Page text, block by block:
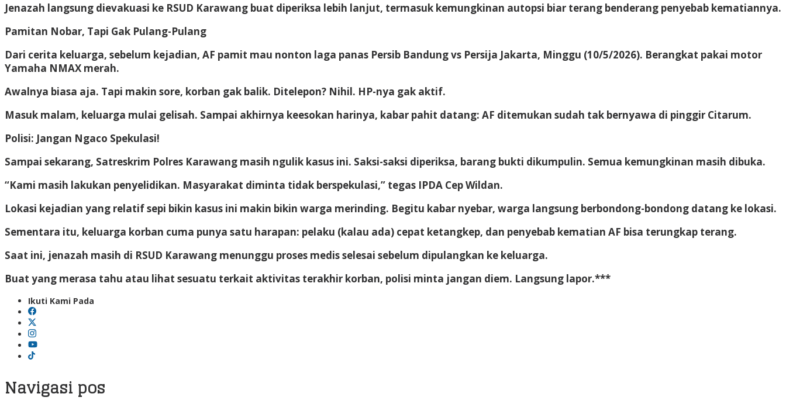
Jenazah langsung dievakuasi ke RSUD Karawang buat diperiksa lebih lanjut, termasuk kemungkinan autopsi biar terang benderang penyebab kematiannya.
Pamitan Nobar, Tapi Gak Pulang-Pulang
Dari cerita keluarga, sebelum kejadian, AF pamit mau nonton laga panas Persib Bandung vs Persija Jakarta, Minggu (10/5/2026). Berangkat pakai motor
Yamaha NMAX merah.
Awalnya biasa aja. Tapi makin sore, korban gak balik. Ditelepon? Nihil. HP-nya gak aktif.
Masuk malam, keluarga mulai gelisah. Sampai akhirnya keesokan harinya, kabar pahit datang: AF ditemukan sudah tak bernyawa di pinggir Citarum.
Polisi: Jangan Ngaco Spekulasi!
Sampai sekarang, Satreskrim Polres Karawang masih ngulik kasus ini. Saksi-saksi diperiksa, barang bukti dikumpulin. Semua kemungkinan masih dibuka.
“Kami masih lakukan penyelidikan. Masyarakat diminta tidak berspekulasi,” tegas IPDA Cep Wildan.
Lokasi kejadian yang relatif sepi bikin kasus ini makin bikin warga merinding. Begitu kabar nyebar, warga langsung berbondong-bondong datang ke lokasi.
Sementara itu, keluarga korban cuma punya satu harapan: pelaku (kalau ada) cepat ketangkep, dan penyebab kematian AF bisa terungkap terang.
Saat ini, jenazah masih di RSUD Karawang menunggu proses medis selesai sebelum dipulangkan ke keluarga.
Buat yang merasa tahu atau lihat sesuatu terkait aktivitas terakhir korban, polisi minta jangan diem. Langsung lapor.***
Ikuti Kami Pada
Navigasi pos